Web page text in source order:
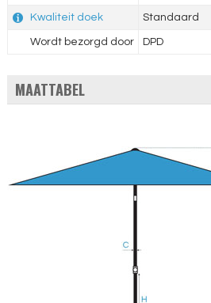
Kwaliteit doek Standaard
Wordt bezorgd door DPD
MAATTABEL